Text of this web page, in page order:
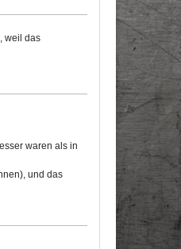
weil das
waren als in
und das